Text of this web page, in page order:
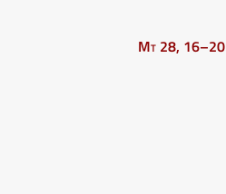
Mt 28, 16–20